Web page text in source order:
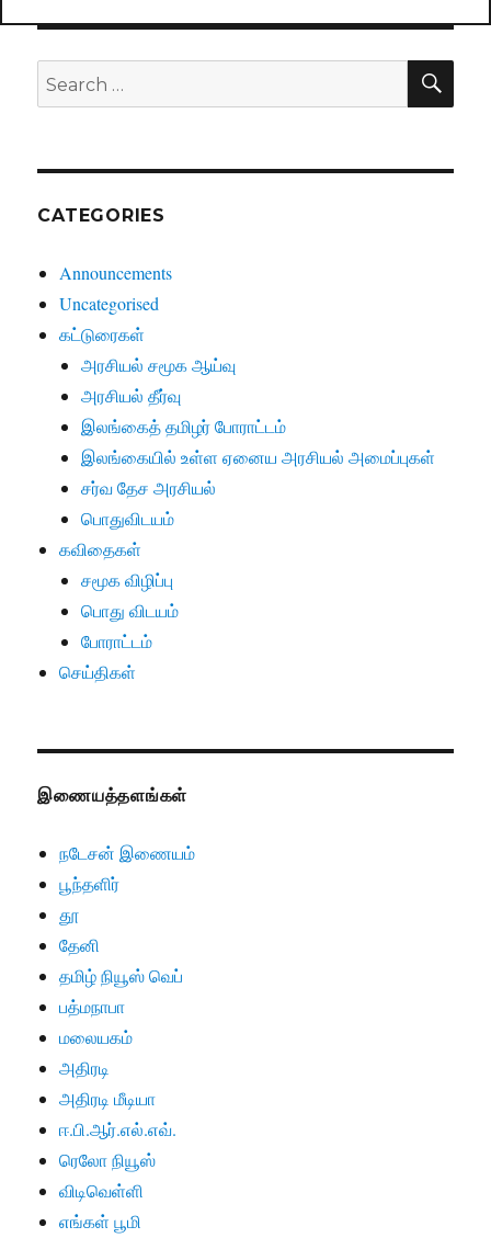
Search
for:
CATEGORIES
Announcements
Uncategorised
கட்டுரைகள்
அரசியல் சமூக ஆய்வு
அரசியல் தீர்வு
இலங்கைத் தமிழர் போராட்டம்
இலங்கையில் உள்ள ஏனைய அரசியல் அமைப்புகள்
சர்வ தேச அரசியல்
பொதுவிடயம்
கவிதைகள்
சமூக விழிப்பு
பொது விடயம்
போராட்டம்
செய்திகள்
இணையத்தளங்கள்
நடேசன் இணையம்
பூந்தளிர்
தூ
தேனி
தமிழ் நியூஸ் வெப்
பத்மநாபா
மலையகம்
அதிரடி
அதிரடி மீடியா
ஈ.பி.ஆர்.எல்.எவ்.
ரெலோ நியூஸ்
விடிவெள்ளி
எங்கள் பூமி